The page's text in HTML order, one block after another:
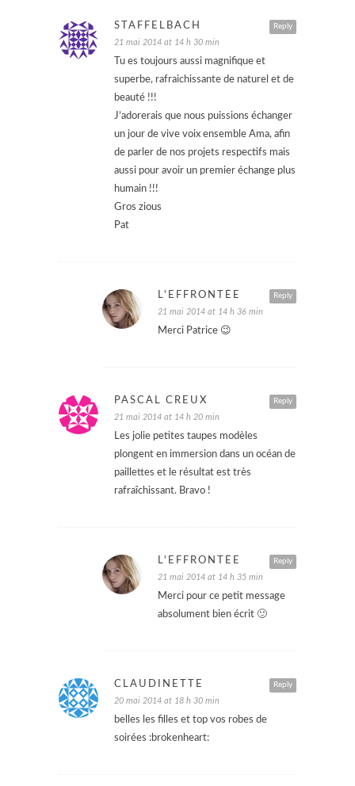
Reply
STAFFELBACH
21 mai 2014 at 14 h 30 min
Tu es toujours aussi magnifique et
superbe, rafraichissante de naturel et de
beauté !!!
J’adorerais que nous puissions échanger
un jour de vive voix ensemble Ama, afin
de parler de nos projets respectifs mais
aussi pour avoir un premier échange plus
humain !!!
Gros zious
Pat
Reply
L'EFFRONTÉE
21 mai 2014 at 14 h 36 min
Merci Patrice 😉
Reply
PASCAL CREUX
21 mai 2014 at 14 h 20 min
Les jolie petites taupes modèles
plongent en immersion dans un océan de
paillettes et le résultat est très
rafraîchissant. Bravo !
Reply
L'EFFRONTÉE
21 mai 2014 at 14 h 35 min
Merci pour ce petit message
absolument bien écrit 🙂
Reply
CLAUDINETTE
20 mai 2014 at 18 h 30 min
belles les filles et top vos robes de
soirées :brokenheart: